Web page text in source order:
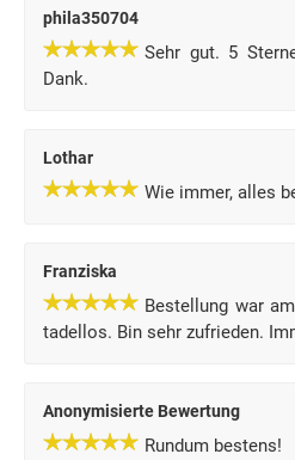
phila350704
Sehr gut. 5
Dank.
Lothar
Wie immer, alles
Franziska
Bestellung war
tadellos. Bin sehr zufrieden.
Anonymisierte Bewertung
Rundum bestens!